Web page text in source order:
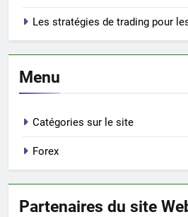
Les stratégies de trading pour
Menu
Catégories sur le site
Forex
Partenaires du site